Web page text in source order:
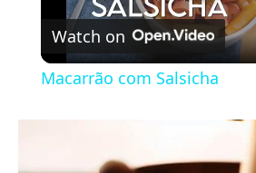
Watch on
Macarrão com Salsicha